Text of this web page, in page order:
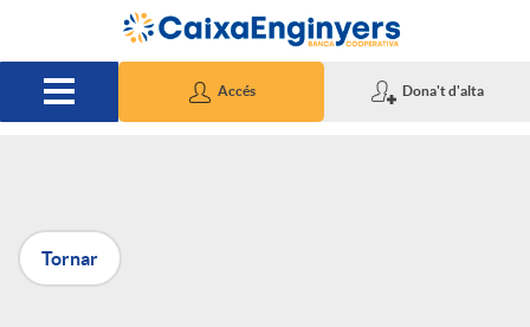
Salta al contingut principal
Accés Dona't d'alta
P
u
Tornar